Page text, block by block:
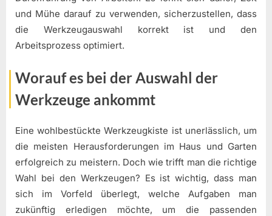
und Mühe darauf zu verwenden, sicherzustellen, dass
die Werkzeugauswahl korrekt ist und den
Arbeitsprozess optimiert.
Worauf es bei der Auswahl der
Werkzeuge ankommt
Eine wohlbestückte Werkzeugkiste ist unerlässlich, um
die meisten Herausforderungen im Haus und Garten
erfolgreich zu meistern. Doch wie trifft man die richtige
Wahl bei den Werkzeugen? Es ist wichtig, dass man
sich im Vorfeld überlegt, welche Aufgaben man
zukünftig erledigen möchte, um die passenden